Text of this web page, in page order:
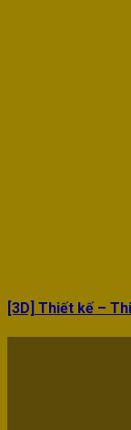
[3D] Thiết kế –